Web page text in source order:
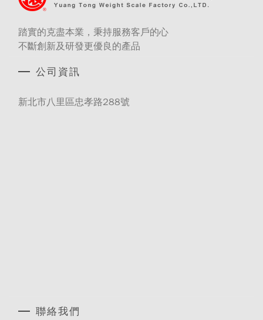
踏實的克盡本業，秉持服務客戶的心
不斷創新及研發更優良的產品
公司資訊
新北市八里區忠孝路288號
聯絡我們